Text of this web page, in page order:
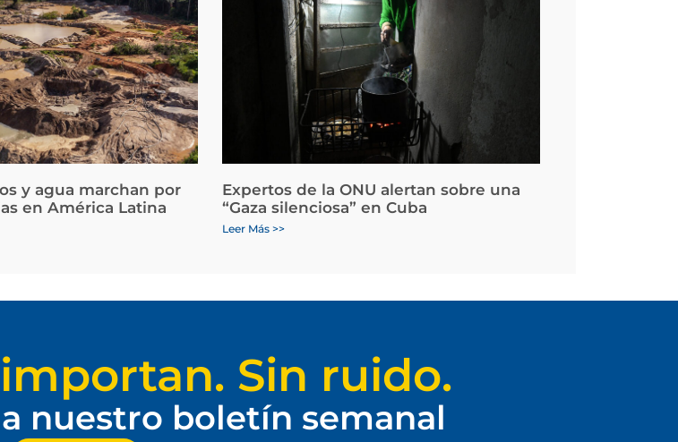
y agua marchan por
en América Latina
Expertos de la ONU alertan sobre una
“Gaza silenciosa” en Cuba
Leer Más >>
Sin ruido.
nuestro boletín semanal